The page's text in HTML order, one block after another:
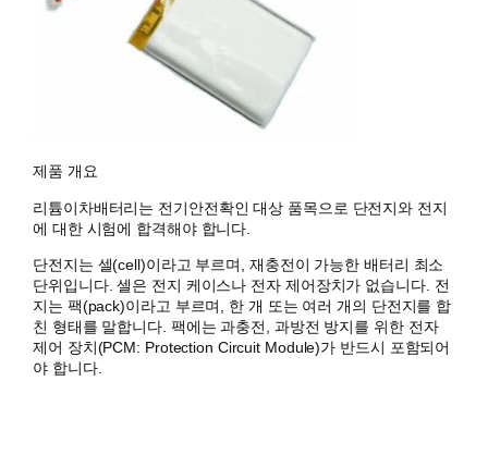
제품 개요
리튬이차배터리는 전기안전확인 대상 품목으로 단전지와 전지
에 대한 시험에 합격해야 합니다.
단전지는 셀(cell)이라고 부르며, 재충전이 가능한 배터리 최소
단위입니다. 셀은 전지 케이스나 전자 제어장치가 없습니다. 전
지는 팩(pack)이라고 부르며, 한 개 또는 여러 개의 단전지를 합
친 형태를 말합니다. 팩에는 과충전, 과방전 방지를 위한 전자
제어 장치(PCM: Protection Circuit Module)가 반드시 포함되어
야 합니다.